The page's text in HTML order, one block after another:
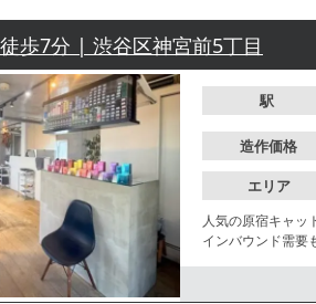
歩7分 | 渋谷区神宮前5丁目
駅
造作価格
エリア
人気の原宿キャッ
インバウンド需要